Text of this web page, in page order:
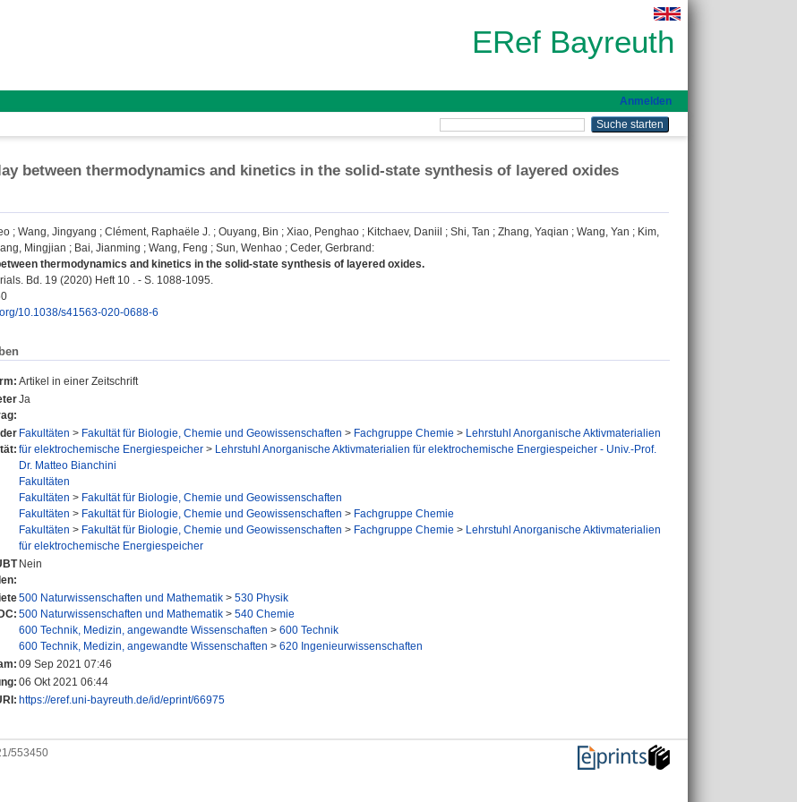
ERef Bayreuth
Anmelden
between thermodynamics and kinetics in the solid-state synthesis of layered oxides
; Wang, Jingyang ; Clément, Raphaële J. ; Ouyang, Bin ; Xiao, Penghao ; Kitchaev, Daniil ; Shi, Tan ; Zhang, Yaqian ; Wang, Yan ; Kim,
Mingjian ; Bai, Jianming ; Wang, Feng ; Sun, Wenhao ; Ceder, Gerbrand :
thermodynamics and kinetics in the solid-state synthesis of layered oxides.
Bd. 19 (2020) Heft 10 . - S. 1088-1095.
10.1038/s41563-020-0688-6
Artikel in einer Zeitschrift
Ja
Fakultäten > Fakultät für Biologie, Chemie und Geowissenschaften > Fachgruppe Chemie > Lehrstuhl Anorganische Aktivmaterialien
für elektrochemische Energiespeicher > Lehrstuhl Anorganische Aktivmaterialien für elektrochemische Energiespeicher - Univ.-Prof.
Dr. Matteo Bianchini
Fakultäten
Fakultäten > Fakultät für Biologie, Chemie und Geowissenschaften
Fakultäten > Fakultät für Biologie, Chemie und Geowissenschaften > Fachgruppe Chemie
Fakultäten > Fakultät für Biologie, Chemie und Geowissenschaften > Fachgruppe Chemie > Lehrstuhl Anorganische Aktivmaterialien
für elektrochemische Energiespeicher
Nein
500 Naturwissenschaften und Mathematik > 530 Physik
500 Naturwissenschaften und Mathematik > 540 Chemie
600 Technik, Medizin, angewandte Wissenschaften > 600 Technik
600 Technik, Medizin, angewandte Wissenschaften > 620 Ingenieurwissenschaften
09 Sep 2021 07:46
06 Okt 2021 06:44
https://eref.uni-bayreuth.de/id/eprint/66975
553450